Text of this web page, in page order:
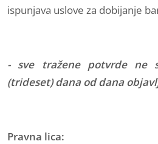
ispunjava uslove za dobijanje
- sve tražene potvrde ne
(trideset) dana od dana
Pravna lica: